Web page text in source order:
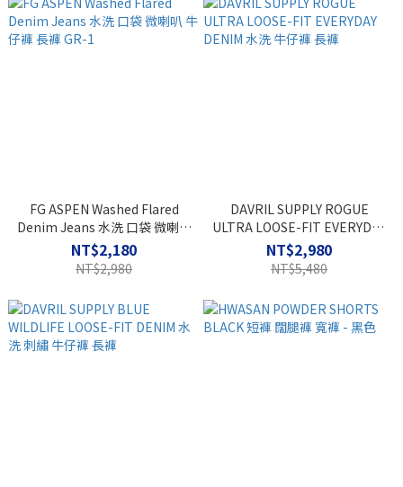
FG ASPEN Washed Flared
Denim Jeans 水洗 口袋 微喇叭
牛仔褲 長褲 GR-1
NT$2,180
NT$2,980
DAVRIL SUPPLY ROGUE
ULTRA LOOSE-FIT EVERYDAY
DENIM 水洗 牛仔褲 長褲
NT$2,980
NT$5,480